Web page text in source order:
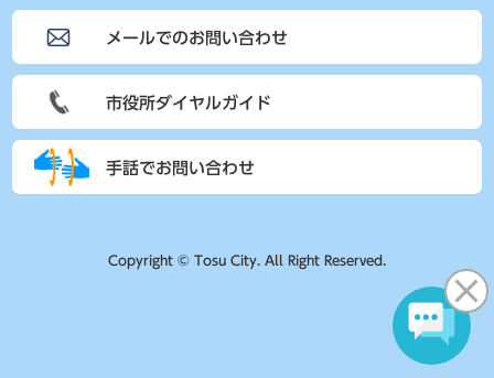
メールでのお問い合わせ
市役所ダイヤルガイド
手話でお問い合わせ
Copyright © Tosu City. All Right Reserved.